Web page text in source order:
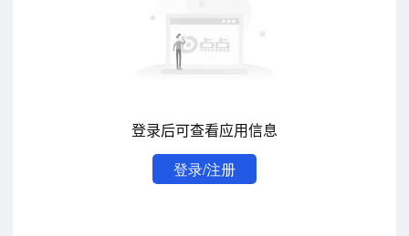
登录后可查看应用信息
登录/注册